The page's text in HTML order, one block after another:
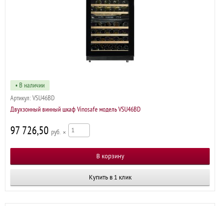
• В наличии
Артикул: VSU46BD
Двухзонный винный шкаф Vinosafe модель VSU46BD
97 726,50 р ×
Купить в 1 клик